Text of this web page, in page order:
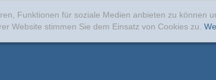
Funktionen für soziale Medien anbieten zu können
Website stimmen Sie dem Einsatz von Cookies zu.